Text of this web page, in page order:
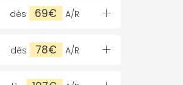
dès 69€ A/R
dès 78€ A/R